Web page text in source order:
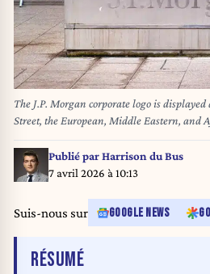
The J.P. Morgan corporate logo is
Street, the European, Middle Eastern, and
for JPMorgan Chase & Co., in Canary
Kingdom, on December 26, 2025. A
background. (Photo by Michael Nguyen/
Publié parHarrison du Bus
7 avril 2026 à 10:13
Suis-nous sur GOOGLE NEWS
RÉSUMÉDE L'ARTICLE